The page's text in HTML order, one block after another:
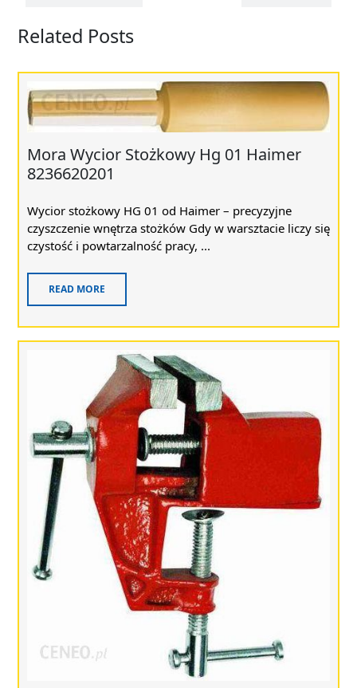
Related Posts
Mora Wycior Stożkowy Hg 01 Haimer
8236620201
Wycior stożkowy HG 01 od Haimer – precyzyjne
czyszczenie wnętrza stożków Gdy w warsztacie liczy się
czystość i powtarzalność pracy, ...
READ MORE